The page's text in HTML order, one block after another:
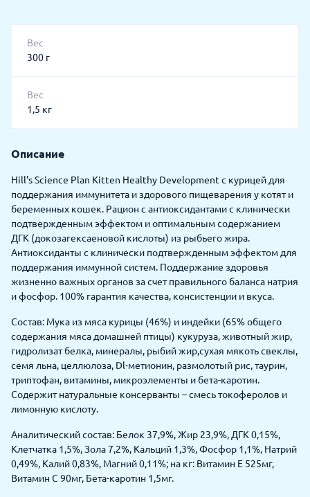
Вес
300 г
Вес
1,5 кг
Описание
Hill's Science Plan Kitten Healthy Development с курицей для
поддержания иммунитета и здорового пищеварения у котят и
беременных кошек. Рацион с антиоксидантами с клинически
подтвержденным эффектом и оптимальным содержанием
ДГК (докозагексаеновой кислоты) из рыбьего жира.
Антиоксиданты с клинически подтвержденным эффектом для
поддержания иммунной систем. Поддержание здоровья
жизненно важных органов за счет правильного баланса натрия
и фосфор. 100% гарантия качества, консистенции и вкуса.
Состав: Мука из мяса курицы (46%) и индейки (65% общего
содержания мяса домашней птицы) кукуруза, животный жир,
гидролизат белка, минералы, рыбий жир,сухая мякоть свеклы,
семя льна, целлюлоза, Dl-метионин, размолотый рис, таурин,
триптофан, витамины, микроэлементы и бета-каротин.
Содержит натуральные консерванты – смесь токоферолов и
лимонную кислоту.
Аналитический состав: Белок 37,9%, Жир 23,9%, ДГК 0,15%,
Клетчатка 1,5%, Зола 7,2%, Кальций 1,3%, Фосфор 1,1%, Натрий
0,49%, Калий 0,83%, Магний 0,11%; на кг: Витамин E 525мг,
Витамин С 90мг, Бета-каротин 1,5мг.